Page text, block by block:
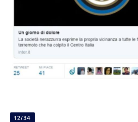
12/34